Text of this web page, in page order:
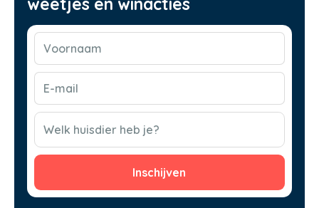
Voornaam
E-
mail
(Vereist)
CAPTCHA
Welk huisdier heb je?